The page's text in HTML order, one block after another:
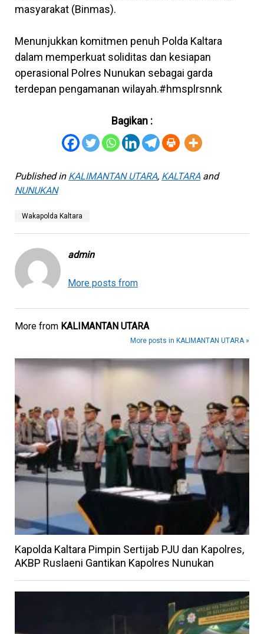
masyarakat (Binmas).
Menunjukkan komitmen penuh Polda Kaltara
dalam memperkuat soliditas dan kesiapan
operasional Polres Nunukan sebagai garda
terdepan pengamanan wilayah.#hmsplrsnnk
Bagikan :
Published in KALIMANTAN UTARA, KALTARAand
NUNUKAN
Wakapolda Kaltara
admin
More posts from
More from KALIMANTAN UTARA
More posts in KALIMANTAN UTARA »
Kapolda Kaltara Pimpin Sertijab PJU dan Kapolres,
AKBP Ruslaeni Gantikan Kapolres Nunukan